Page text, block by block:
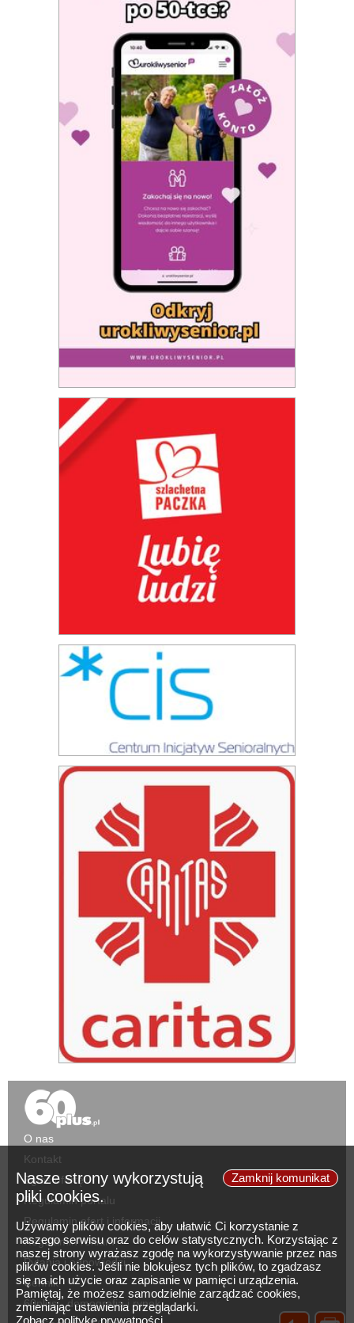
Zamknij komunikat
Nasze strony wykorzystują
pliki cookies.
Używamy plików cookies, aby ułatwić Ci korzystanie z
naszego serwisu oraz do celów statystycznych. Korzystając z
naszej strony wyrażasz zgodę na wykorzystywanie przez nas
plików cookies. Jeśli nie blokujesz tych plików, to zgadzasz
się na ich użycie oraz zapisanie w pamięci urządzenia.
Pamiętaj, że możesz samodzielnie zarządzać cookies,
zmieniając ustawienia przeglądarki.
Zobacz politykę prywatności
O nas
Kontakt
Zgłoś ofertę
Regulamin portalu
Regulamin ofert i informacji
Regulamin reklam
Pytania i odpowiedzi
Cennik
60plus - demografia i rynek